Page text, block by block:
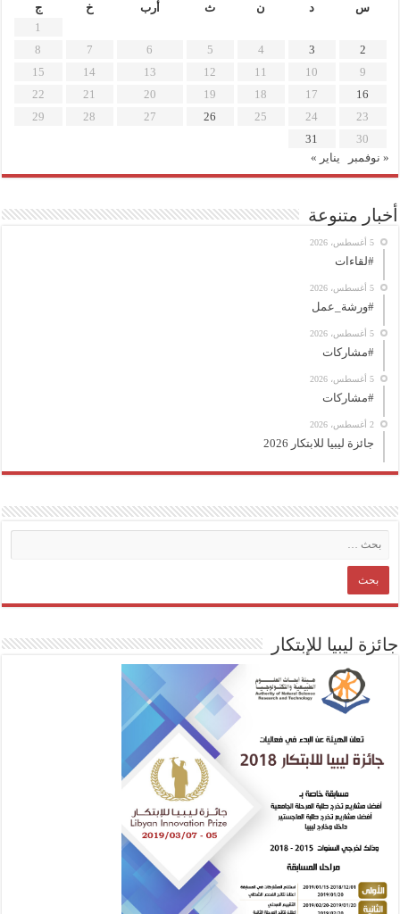
س
د ن ث أرب خ
ج
1
2
3
4
5
6
7
8
9
10
11
12
13
14
15
16
17
18
19
20
21
22
23
24
25
26
27
28
29
30
31
« نوفمبر
يناير »
أخبار متنوعة
5 أغسطس، 2026
#لقاءات
5 أغسطس، 2026
#ورشة_عمل
5 أغسطس، 2026
#مشاركات
5 أغسطس، 2026
#مشاركات
2 أغسطس، 2026
جائزة ليبيا للابتكار 2026
جائزة ليبيا للإبتكار